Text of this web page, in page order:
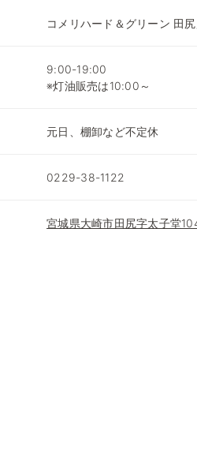
コメリハード＆グリーン 田
9:00-19:00
※灯油販売は10:00～
元日、棚卸など不定休
0229-38-1122
宮城県大崎市田尻字太子堂